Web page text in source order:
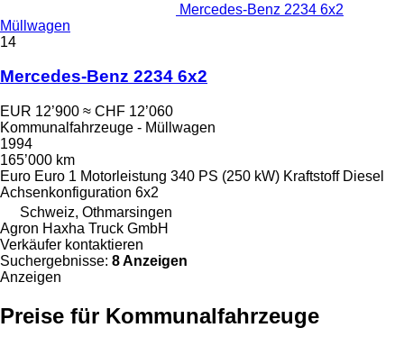
Mercedes-Benz 2234 6x2
Müllwagen
14
Mercedes-Benz 2234 6x2
EUR 12’900 ≈ CHF 12’060
Kommunalfahrzeuge - Müllwagen
1994
165’000 km
Euro Euro 1 Motorleistung 340 PS (250 kW) Kraftstoff Diesel
Achsenkonfiguration 6x2
Schweiz, Othmarsingen
Agron Haxha Truck GmbH
Verkäufer kontaktieren
Suchergebnisse: 8 Anzeigen
Anzeigen
Preise für Kommunalfahrzeuge